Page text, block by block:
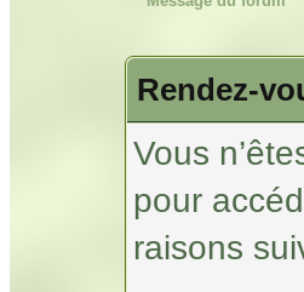
Rendez-
Vous
pour
raisons